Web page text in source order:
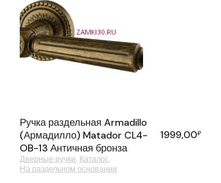
Ручка раздельная Armadillo
(Армадилло) Matador CL4-
OB-13 Античная бронза
1999,00₽
Дверные ручки Каталог
На раздельном основании